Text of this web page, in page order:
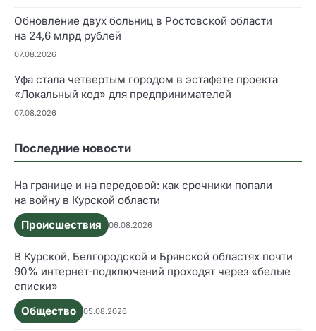
Обновление двух больниц в Ростовской области
на 24,6 млрд рублей
07.08.2026
Уфа стала четвертым городом в эстафете проекта
«Локальный код» для предпринимателей
07.08.2026
Последние новости
На границе и на передовой: как срочники попали
на войну в Курской области
Происшествия
06.08.2026
В Курской, Белгородской и Брянской областях почти
90% интернет‑подключений проходят через «белые
списки»
Общество
05.08.2026